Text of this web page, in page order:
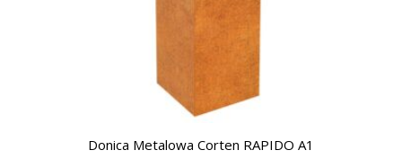
Donica Metalowa Corten RAPIDO A1